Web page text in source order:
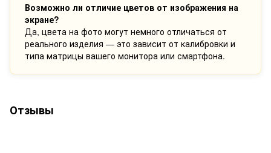
Возможно ли отличие цветов от изображения на
экране?
Да, цвета на фото могут немного отличаться от
реального изделия — это зависит от калибровки и
типа матрицы вашего монитора или смартфона.
Отзывы